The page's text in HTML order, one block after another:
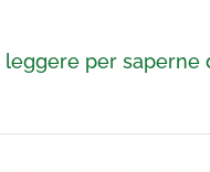
per saperne